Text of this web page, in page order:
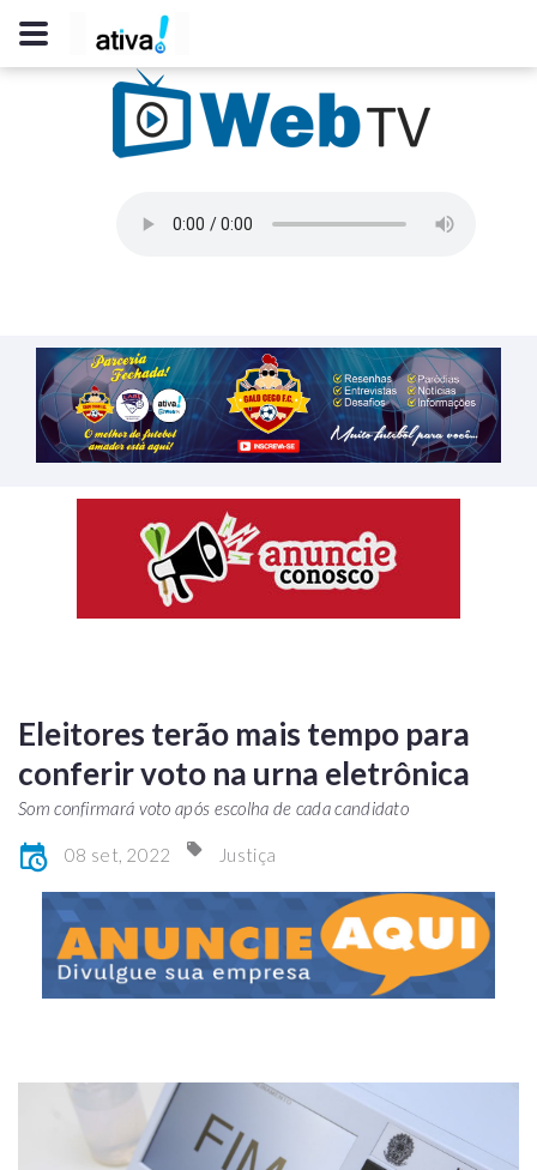
Eleitores terão mais tempo para
conferir voto na urna eletrônica
Som confirmará voto após escolha de cada candidato
08 set, 2022 Justiça